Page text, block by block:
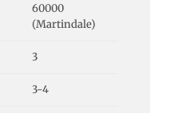
60000
(Martindale)
3
3-4